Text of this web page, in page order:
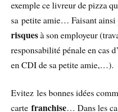
exemple ce livreur de pizza
sa petite amie… Faisant ainsi
risquesà son employeur
responsabilité pénale en cas
en CDI de sa petite amie,…).
Evitez les bonnes idées
cartefranchise… Dans les